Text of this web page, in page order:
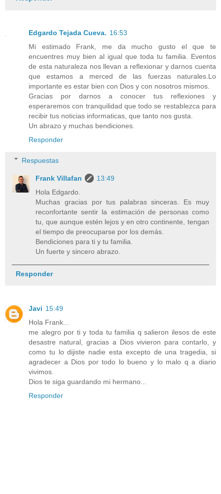
Edgardo Tejada Cueva. 16:53
Mi estimado Frank, me da mucho gusto el que te
encuentres muy bien al igual que toda tu familia. Eventos
de esta naturaleza nos llevan a reflexionar y darnos cuenta
que estamos a merced de las fuerzas naturales.Lo
importante es estar bien con Dios y con nosotros mismos.
Gracias por darnos a conocer tus reflexiones y
esperaremos con tranquilidad que todo se restablezca para
recibir tus noticias informaticas, que tanto nos gusta.
Un abrazo y muchas bendiciones.
Responder
Respuestas
Frank Villafan
13:49
Hola Edgardo.
Muchas gracias por tus palabras sinceras. Es muy
reconfortante sentir la estimación de personas como
tu, que aunque estén lejos y en otro continente, tengan
el tiempo de preocuparse por los demás.
Bendiciones para ti y tu familia.
Un fuerte y sincero abrazo.
Responder
Javi 15:49
Hola Frank...
me alegro por ti y toda tu familia q salieron ilesos de este
desastre natural, gracias a Dios vivieron para contarlo, y
como tu lo dijiste nadie esta excepto de una tragedia, si
agradecer a Dios por todo lo bueno y lo malo q a diario
vivimos.
Dios te siga guardando mi hermano...
Responder